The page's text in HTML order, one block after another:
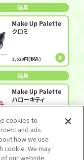
玩具
Make Up Palette
クロミ
3,520円(税込)
玩具
Make Up Palette
ハローキティ
3,520円(税込)
玩具
cookies to
and ads.
how we use
cookie. We may
our website